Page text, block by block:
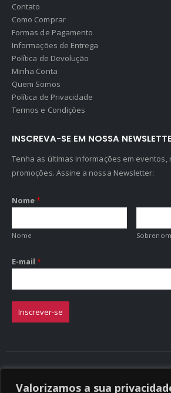
Valorizamos a sua
Contato
Como Comprar
Formas de Pagamento
Informações de Entrega
Política de Devolução
Minha Conta
Quem Somos
Política de Privacidade
Termos e Condições
INSCREVA-SE EM NOSSA
Tenha as últimas informações em eventos,
promoções. Assine a nossa Newsletter:
Nome *
Nome
E-mail *
Inscrever-se